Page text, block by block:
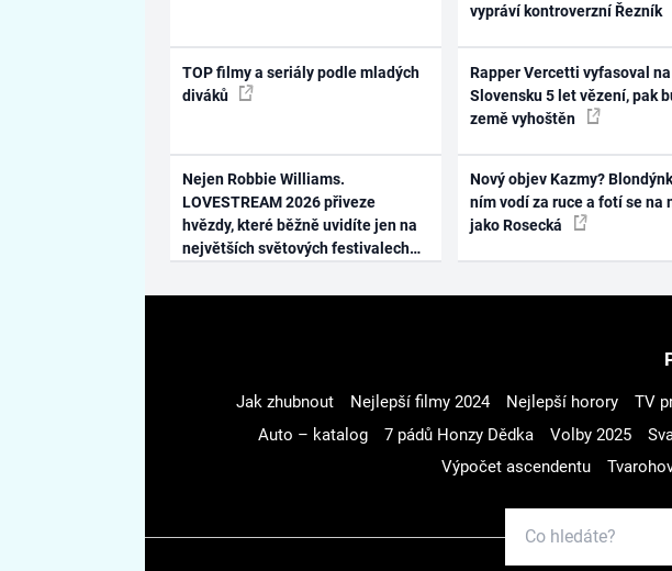
TOP filmy a seriály podle mladých
diváků
Nejen Robbie Williams.
LOVESTREAM 2026 přiveze
hvězdy, které běžně uvidíte jen na
největších světových festivalech
vypráví kontroverzní Řezník
Rapper Vercetti vyfasoval na
Slovensku 5 let vězení, pak
země vyhoštěn
Nový objev Kazmy?
ním vodí za ruce a fotí se na
jako Rosecká
Jak zhubnout Nejlepší filmy 2024 Nejlepší horory TV
Auto – katalog
7 pádů Honzy Dědka Volby 2025
Výpočet ascendentu